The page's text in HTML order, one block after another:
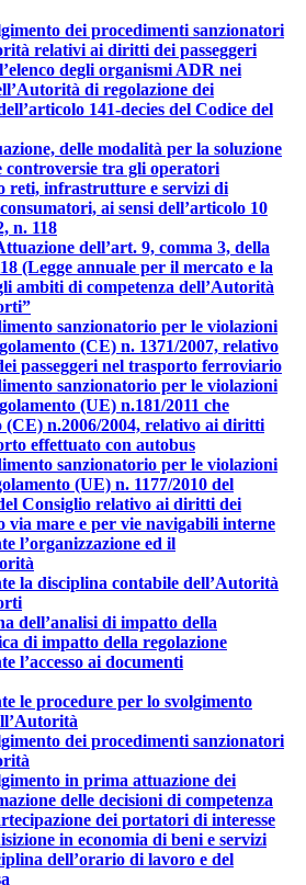
dei procedimenti sanzionatori
relativi ai diritti dei passeggeri
degli organismi ADR nei
di regolazione dei
141-decies del Codice del
delle modalità per la soluzione
controversie tra gli operatori
reti, infrastrutture e servizi di
ai sensi dell’articolo 10
n. 118
dell’art. 9, comma 3, della
(Legge annuale per il mercato e la
ambiti di competenza dell’Autorità
sanzionatorio per le violazioni
(CE) n. 1371/2007, relativo
passeggeri nel trasporto ferroviario
sanzionatorio per le violazioni
(UE) n.181/2011 che
(CE) n.2006/2004, relativo ai diritti
effettuato con autobus
sanzionatorio per le violazioni
(UE) n. 1177/2010 del
Consiglio relativo ai diritti dei
via mare e per vie navigabili interne
l’organizzazione ed il
la disciplina contabile dell’Autorità
dell’analisi di impatto della
di impatto della regolazione
l’accesso ai documenti
le procedure per lo svolgimento
dei procedimenti sanzionatori
in prima attuazione dei
delle decisioni di competenza
dei portatori di interesse
in economia di beni e servizi
dell’orario di lavoro e del